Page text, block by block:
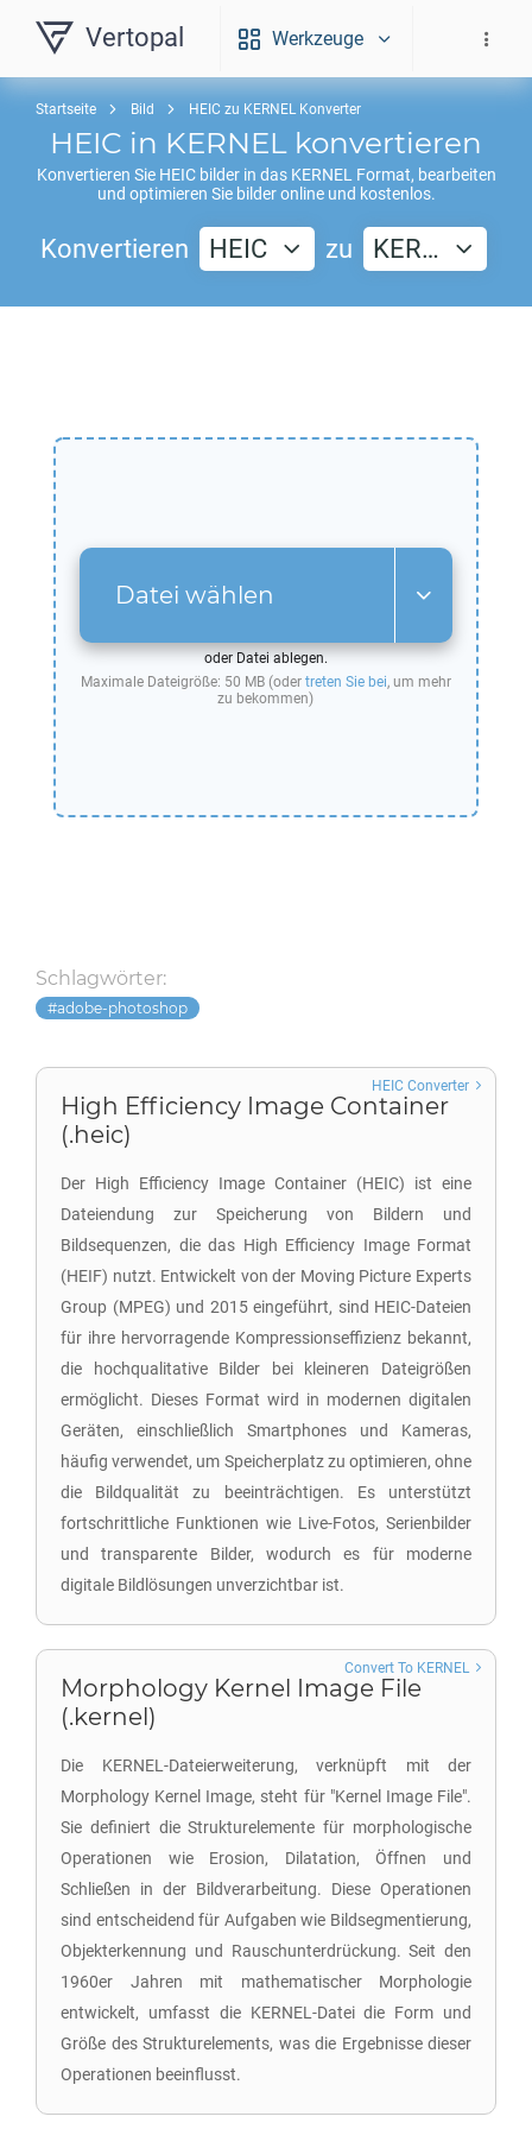
Vertopal Werkzeuge
Startseite Bild HEIC zu KERNEL Konverter
HEIC in KERNEL konvertieren
Konvertieren Sie HEICbilder in das KERNEL Format, bearbeiten
und optimieren Sie bilder online und kostenlos.
Konvertieren HEIC zu KER…
Datei wählen
oder Datei ablegen.
Maximale Dateigröße: 50 MB (oder treten Sie bei, um mehr
zu bekommen)
Schlagwörter:
adobe-photoshop
High Efficiency Image Container
(.heic)
Der High Efficiency Image Container (HEIC) ist eine
Dateiendung zur Speicherung von Bildern und
Bildsequenzen, die das High Efficiency Image Format
(HEIF) nutzt. Entwickelt von der Moving Picture Experts
Group (MPEG) und 2015 eingeführt, sind HEIC-Dateien
für ihre hervorragende Kompressionseffizienz bekannt,
die hochqualitative Bilder bei kleineren Dateigrößen
ermöglicht. Dieses Format wird in modernen digitalen
Geräten, einschließlich Smartphones und Kameras,
häufig verwendet, um Speicherplatz zu optimieren, ohne
die Bildqualität zu beeinträchtigen. Es unterstützt
fortschrittliche Funktionen wie Live-Fotos, Serienbilder
und transparente Bilder, wodurch es für moderne
digitale Bildlösungen unverzichtbar ist.
HEIC Converter
Morphology Kernel Image File
(.kernel)
Die KERNEL-Dateierweiterung, verknüpft mit der
Morphology Kernel Image, steht für "Kernel Image File".
Sie definiert die Strukturelemente für morphologische
Operationen wie Erosion, Dilatation, Öffnen und
Schließen in der Bildverarbeitung. Diese Operationen
sind entscheidend für Aufgaben wie Bildsegmentierung,
Objekterkennung und Rauschunterdrückung. Seit den
1960er Jahren mit mathematischer Morphologie
entwickelt, umfasst die KERNEL-Datei die Form und
Größe des Strukturelements, was die Ergebnisse dieser
Operationen beeinflusst.
Convert To KERNEL